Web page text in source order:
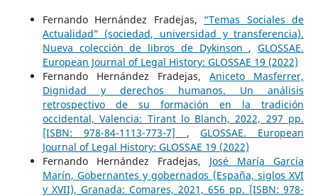
Fernando Hernández Fradejas, “Temas Sociales de
Actualidad” (sociedad, universidad y transferencia).
Nueva colección de libros de Dykinson ,GLOSSAE.
European Journal of Legal History: GLOSSAE 19 (2022)
Fernando Hernández Fradejas,Aniceto Masferrer,
Dignidad y derechos humanos. Un análisis
retrospectivo de su formación en la tradición
occidental, Valencia: Tirant lo Blanch, 2022, 297 pp.
[ISBN: 978-84-1113-773-7] ,GLOSSAE. European
Journal of Legal History: GLOSSAE 19 (2022)
Fernando Hernández Fradejas, José María García
Marín, Gobernantes y gobernados (España, siglos XVI
y XVII), Granada: Comares, 2021, 656 pp. [ISBN: 978-